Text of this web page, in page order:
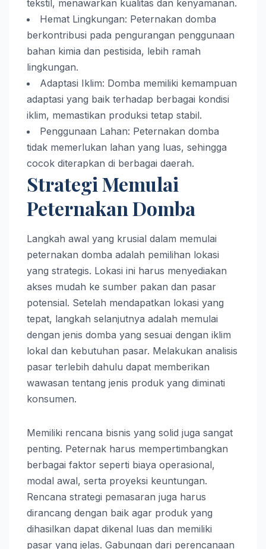
tekstil, menawarkan kualitas dan kenyamanan.
Hemat Lingkungan: Peternakan domba
berkontribusi pada pengurangan penggunaan
bahan kimia dan pestisida, lebih ramah
lingkungan.
Adaptasi Iklim: Domba memiliki kemampuan
adaptasi yang baik terhadap berbagai kondisi
iklim, memastikan produksi tetap stabil.
Penggunaan Lahan: Peternakan domba
tidak memerlukan lahan yang luas, sehingga
cocok diterapkan di berbagai daerah.
Strategi Memulai
Peternakan Domba
Langkah awal yang krusial dalam memulai
peternakan domba adalah pemilihan lokasi
yang strategis. Lokasi ini harus menyediakan
akses mudah ke sumber pakan dan pasar
potensial. Setelah mendapatkan lokasi yang
tepat, langkah selanjutnya adalah memulai
dengan jenis domba yang sesuai dengan iklim
lokal dan kebutuhan pasar. Melakukan analisis
pasar terlebih dahulu dapat memberikan
wawasan tentang jenis produk yang diminati
konsumen.
Memiliki rencana bisnis yang solid juga sangat
penting. Peternak harus mempertimbangkan
berbagai faktor seperti biaya operasional,
modal awal, serta proyeksi keuntungan.
Rencana strategi pemasaran juga harus
dirancang dengan baik agar produk yang
dihasilkan dapat dikenal luas dan memiliki
pasar yang jelas. Gabungan dari perencanaan